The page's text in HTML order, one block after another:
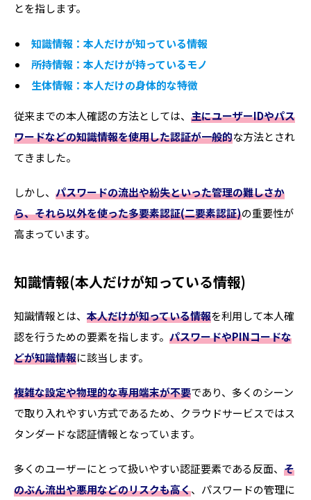
とを指します。
知識情報：本人だけが知っている情報
所持情報：本人だけが持っているモノ
生体情報：本人だけの身体的な特徴
従来までの本人確認の方法としては、 主にユーザーIDやパス
ワードなどの知識情報を使用した認証が一般的な方法とされ
てきました。
しかし、 パスワードの流出や紛失といった管理の難しさか
ら、それら以外を使った多要素認証(二要素認証)の重要性が
高まっています。
知識情報(本人だけが知っている情報)
知識情報とは、 本人だけが知っている情報を利用して本人確
認を行うための要素を指します。 パスワードやPINコードな
どが知識情報に該当します。
複雑な設定や物理的な専用端末が不要であり、多くのシーン
で取り入れやすい方式であるため、クラウドサービスではス
タンダードな認証情報となっています。
多くのユーザーにとって扱いやすい認証要素である反面、 そ
のぶん流出や悪用などのリスクも高く、パスワードの管理に